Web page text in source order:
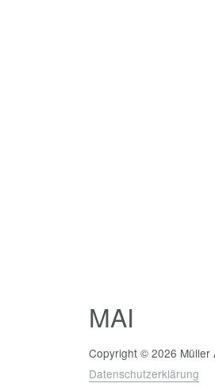
MAI
Copyright © 2026 Müller
Datenschutzerklärung